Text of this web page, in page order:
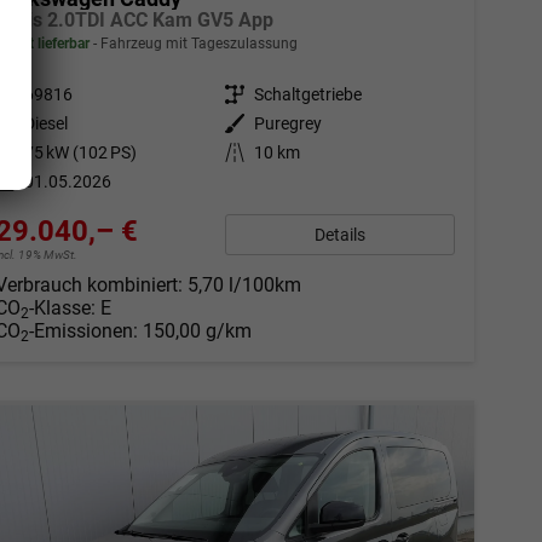
Basis 2.0TDI ACC Kam GV5 App
sofort lieferbar Fahrzeug mit Tageszulassung
69816 Getriebe Schaltgetriebe
Diesel Außenfarbe
Puregrey
75 kW (102 PS) Kilometerstand
10 km
01.05.2026
€
19% MwSt.
Details
kombiniert: 5,70 l/100km
2-Klasse: E
2-Emissionen: 150,00 g/km